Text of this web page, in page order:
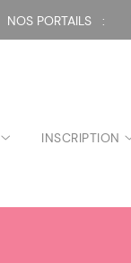
NOS PORTAILS :
INSCRIPTION